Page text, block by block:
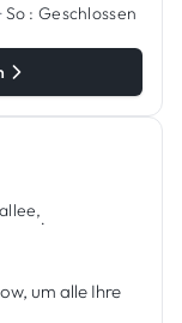
·So : Geschlossen
·
um alle Ihre